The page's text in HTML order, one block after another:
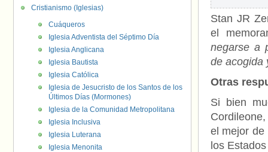
Stan JR
el
negarse a
de acogida
Otras
Si bien
el mejor de
los
Cristianismo (Iglesias)
Cuáqueros
Iglesia Adventista del Séptimo Día
Iglesia Anglicana
Iglesia Bautista
Iglesia Católica
Iglesia de Jesucristo de los Santos de los
Últimos Días (Mormones)
Iglesia de la Comunidad Metropolitana
Iglesia Inclusiva
Iglesia Luterana
Iglesia Menonita